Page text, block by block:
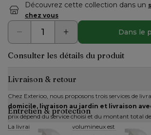
Découvrez cette collection dans un
chez vous
Dans le
Consulter les détails du produit
Livraison & retour
Chez Exterioo, nous proposons trois services de
domicile, livraison au jardin et livraison
prix dépend du service choisi et du montant total
La livraison des articles volumineux est disponible
Entretien & protection